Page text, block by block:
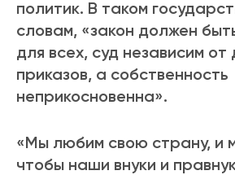
политик. В таком
словам, «закон должен
для всех, суд независим от
приказов, а собственность
неприкосновенна».
«Мы любим свою страну, и
чтобы наши внуки и